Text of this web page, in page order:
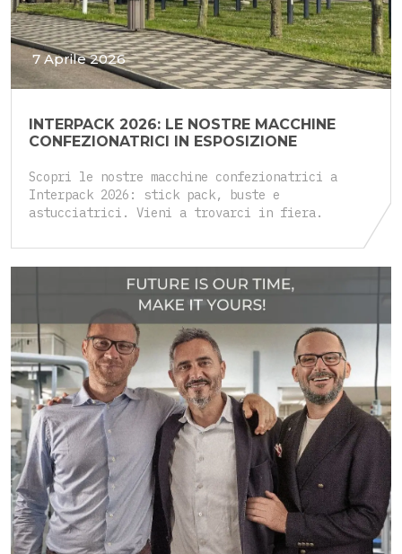
7 Aprile 2026
INTERPACK 2026: LE NOSTRE MACCHINE
CONFEZIONATRICI IN ESPOSIZIONE
Scopri le nostre macchine confezionatrici a
Interpack 2026: stick pack, buste e
astucciatrici. Vieni a trovarci in fiera.